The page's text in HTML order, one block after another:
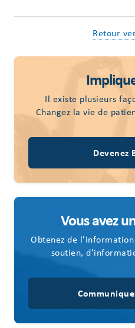
Retour
Il existe plusieurs
Changez la vie de
Devenez
Vous avez
Obtenez de
soutien,